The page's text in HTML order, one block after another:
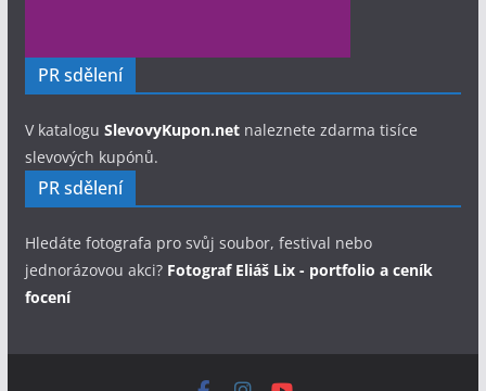
PR sdělení
V katalogu SlevovyKupon.netnaleznete zdarma tisíce
slevových kupónů.
PR sdělení
Hledáte fotografa pro svůj soubor, festival nebo
jednorázovou akci? Fotograf Eliáš Lix - portfolio a ceník
focení